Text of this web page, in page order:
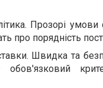
Прозорі умови
про порядність
Швидка та
обов'язковий